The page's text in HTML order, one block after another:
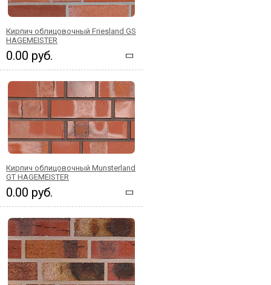
Кирпич облицовочный Friesland GS
HAGEMEISTER
0.00 руб.
Кирпич облицовочный Munsterland
GT HAGEMEISTER
0.00 руб.